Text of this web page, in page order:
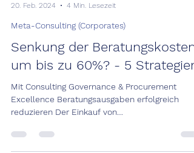
20. Feb. 2024
4 Min. Lesezeit
Meta-Consulting (Corporates)
Senkung der Beratungskosten
um bis zu 60%? - 5 Strategien
Mit Consulting Governance & Procurement
Excellence Beratungsausgaben erfolgreich
reduzieren Der Einkauf von